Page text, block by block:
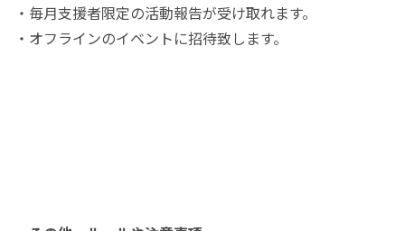
・毎月支援者限定の活動報告が受け取れます。
・オフラインのイベントに招待致します。